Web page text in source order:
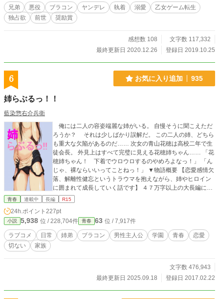
話。結果まさか兄がブラコンになるのはともかく(シスコンだ
った俺にブラコンは責められない)、ヤンデレになるなんて誰
が予想できる？ BL小説大賞用作品。応援していただけたら嬉
限り更新をしたいと考えています！休みの日に一気に書き上
げて更新調整していきたいと思います。 さっそく感想くださ
確認！ありがとうございます！ 10/28.19時23分人気ランキン
す！ 10/28お気に入り登録数1000越え！11/5お気に入り登録
20年12月25日BL大賞にて奨励賞いただきました！応援して
くださった皆様ありがとうございます！
兄弟 悪役 ブラコン ヤンデレ 執着 溺愛
乙女ゲーム転生
独占欲
前世 奨励賞
感想数 108
文字数 117,332
最終更新日 2020.12.26
登録日 2019.10.25
6 お気に入り追加 935
姉らぶるっ！！
藍染惣右介兵衛
俺には二人の容姿端麗な姉がいる。 自慢そうに聞こえただ
ろうか？ それは少しばかり誤解だ。 この二人の姉、どちら
も重大な欠陥があるのだ…… 次女の青山花穂は高校二年で生
徒会長。 外見上はすべて完璧に見える花穂姉ちゃん…… 「花
穂姉ちゃん！ 下着でウロウロするのやめろよなっ！」 「ん
じゃ、裸ならいいってことねっ！」 ▼物語概要 【恋愛感情欠
落、解離性健忘というトラウマを抱えながら、姉やヒロイン
に囲まれて成長していく話です】 ４７万字以上の大長編にな
ります。(2025年9月現在) 【※不健全ラブコメの注意事項】
引き、ドシモ、変態、マニアック、陰謀と陰毛渦巻くご都合
主義のオンパレードです。 それをウリにして、ギャグなど
をミックスした作品です。一話(1部分)1800～3000字と短
く、四コマ漫画感覚で手軽に読めます。 全編47万字前後と
両方なので、主人公が男にもかかわらず、男性目線からやや
ずれている部分があります。 【元々、小説家になろうで連載
青春 連載中 長編 R15
24h.ポイント 227pt
小説 5,938 位 / 228,704件 青春 63 位 / 7,917件
ラブコメ 日常 姉弟 ブラコン 男性主人公 学園 青春
恋愛
切ない
家族
文字数 476,943
最終更新日 2025.09.18
登録日 2017.02.22